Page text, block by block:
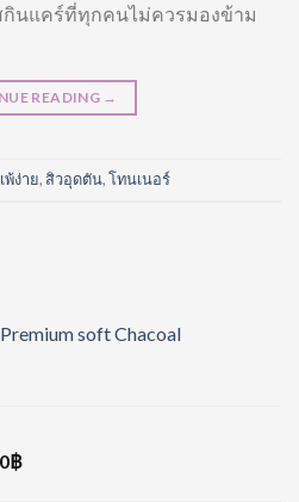
นแคร์ที่ทุกคนไม่ควรมองข้าม
READING →
พ้ง่าย, สิวอุดตัน,โทนเนอร์
soft Chacoal
฿